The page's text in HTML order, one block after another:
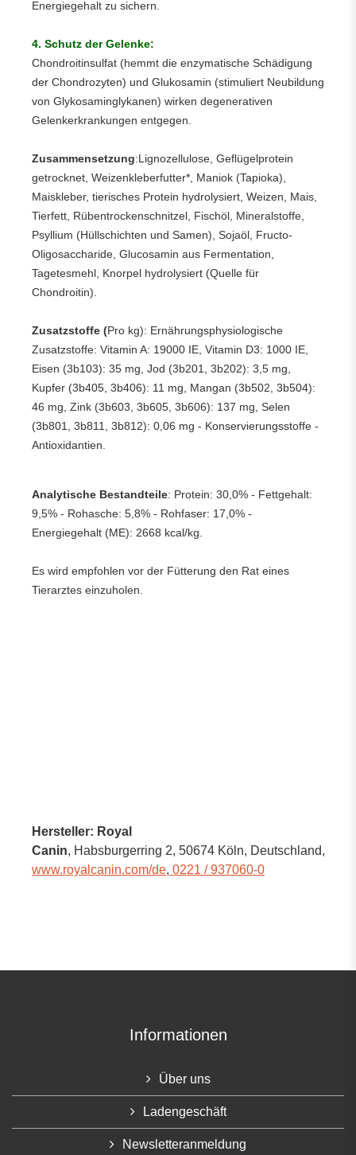
Energiegehalt zu sichern.
4. Schutz der Gelenke:
Chondroitinsulfat (hemmt die enzymatische Schädigung
der Chondrozyten) und Glukosamin (stimuliert Neubildung
von Glykosaminglykanen) wirken degenerativen
Gelenkerkrankungen entgegen.
Zusammensetzung:Lignozellulose, Geflügelprotein
getrocknet, Weizenkleberfutter*, Maniok (Tapioka),
Maiskleber, tierisches Protein hydrolysiert, Weizen, Mais,
Tierfett, Rübentrockenschnitzel, Fischöl, Mineralstoffe,
Psyllium (Hüllschichten und Samen), Sojaöl, Fructo-
Oligosaccharide, Glucosamin aus Fermentation,
Tagetesmehl, Knorpel hydrolysiert (Quelle für
Chondroitin).
Zusatzstoffe (Pro kg): Ernährungsphysiologische
Zusatzstoffe: Vitamin A: 19000 IE, Vitamin D3: 1000 IE,
Eisen (3b103): 35 mg, Jod (3b201, 3b202): 3,5 mg,
Kupfer (3b405, 3b406): 11 mg, Mangan (3b502, 3b504):
46 mg, Zink (3b603, 3b605, 3b606): 137 mg, Selen
(3b801, 3b811, 3b812): 0,06 mg - Konservierungsstoffe -
Antioxidantien.
Analytische Bestandteile: Protein: 30,0% - Fettgehalt:
9,5% - Rohasche: 5,8% - Rohfaser: 17,0% -
Energiegehalt (ME): 2668 kcal/kg.
Es wird empfohlen vor der Fütterung den Rat eines
Tierarztes einzuholen.
Hersteller: Royal
Canin, Habsburgerring 2, 50674 Köln, Deutschland,
www.royalcanin.com/de, 0221 / 937060-0
Informationen
Über uns
Ladengeschäft
Newsletteranmeldung